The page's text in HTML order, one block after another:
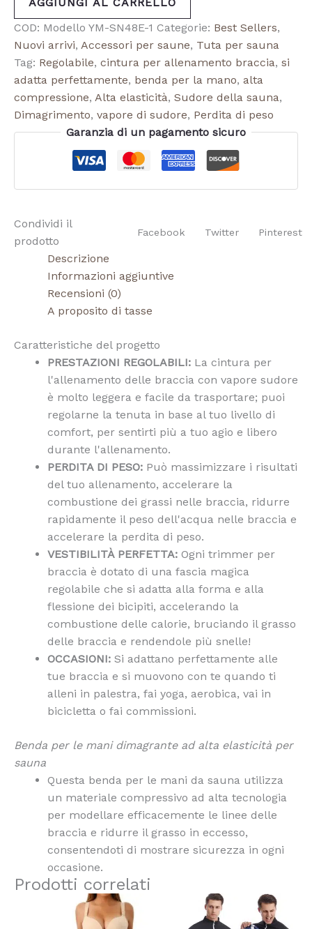
COD: Modello YM-SN48E-1 Categorie: Best Sellers,
Nuovi arrivi, Accessori per saune, Tuta per sauna
Tag: Regolabile, cintura per allenamento braccia, si
adatta perfettamente, benda per la mano, alta
compressione, Alta elasticità, Sudore della sauna,
Dimagrimento, vapore di sudore, Perdita di peso
Garanzia di un pagamento sicuro
Condividi il
prodotto
Facebook Twitter Pinterest
Descrizione
Informazioni aggiuntive
Recensioni (0)
A proposito di tasse
Caratteristiche del progetto
PRESTAZIONI REGOLABILI: La cintura per
l'allenamento delle braccia con vapore sudore
è molto leggera e facile da trasportare; puoi
regolarne la tenuta in base al tuo livello di
comfort, per sentirti più a tuo agio e libero
durante l'allenamento.
PERDITA DI PESO: Può massimizzare i risultati
del tuo allenamento, accelerare la
combustione dei grassi nelle braccia, ridurre
rapidamente il peso dell'acqua nelle braccia e
accelerare la perdita di peso.
VESTIBILITÀ PERFETTA: Ogni trimmer per
braccia è dotato di una fascia magica
regolabile che si adatta alla forma e alla
flessione dei bicipiti, accelerando la
combustione delle calorie, bruciando il grasso
delle braccia e rendendole più snelle!
OCCASIONI: Si adattano perfettamente alle
tue braccia e si muovono con te quando ti
alleni in palestra, fai yoga, aerobica, vai in
bicicletta o fai commissioni.
Benda per le mani dimagrante ad alta elasticità per
sauna
Questa benda per le mani da sauna utilizza
un materiale compressivo ad alta tecnologia
per modellare efficacemente le linee delle
braccia e ridurre il grasso in eccesso,
consentendoti di mostrare sicurezza in ogni
occasione.
Prodotti correlati
Questo
prodotto
Questo
prodotto